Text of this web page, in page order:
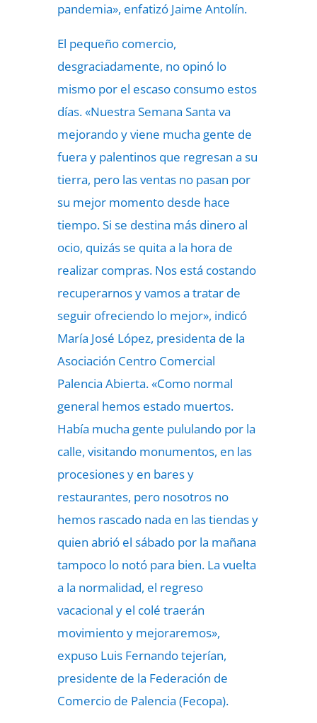
pandemia», enfatizó Jaime Antolín.
El pequeño comercio,
desgraciadamente, no opinó lo
mismo por el escaso consumo estos
días. «Nuestra Semana Santa va
mejorando y viene mucha gente de
fuera y palentinos que regresan a su
tierra, pero las ventas no pasan por
su mejor momento desde hace
tiempo. Si se destina más dinero al
ocio, quizás se quita a la hora de
realizar compras. Nos está costando
recuperarnos y vamos a tratar de
seguir ofreciendo lo mejor», indicó
María José López, presidenta de la
Asociación Centro Comercial
Palencia Abierta. «Como normal
general hemos estado muertos.
Había mucha gente pululando por la
calle, visitando monumentos, en las
procesiones y en bares y
restaurantes, pero nosotros no
hemos rascado nada en las tiendas y
quien abrió el sábado por la mañana
tampoco lo notó para bien. La vuelta
a la normalidad, el regreso
vacacional y el colé traerán
movimiento y mejoraremos»,
expuso Luis Fernando tejerían,
presidente de la Federación de
Comercio de Palencia (Fecopa).